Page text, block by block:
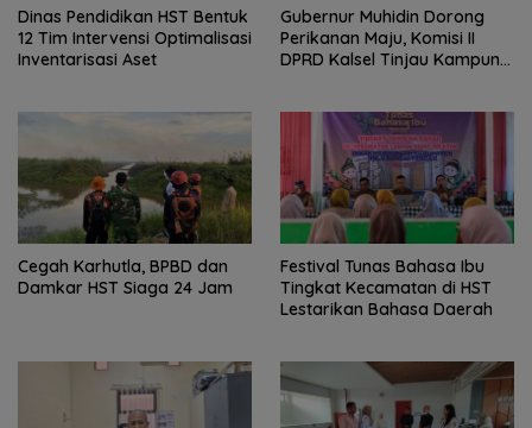
Dinas Pendidikan HST Bentuk
12 Tim Intervensi Optimalisasi
Inventarisasi Aset
Gubernur Muhidin Dorong
Perikanan Maju, Komisi II
DPRD Kalsel Tinjau Kampung
Cegah Karhutla, BPBD dan
Damkar HST Siaga 24 Jam
Festival Tunas Bahasa Ibu
Tingkat Kecamatan di HST
Lestarikan Bahasa Daerah